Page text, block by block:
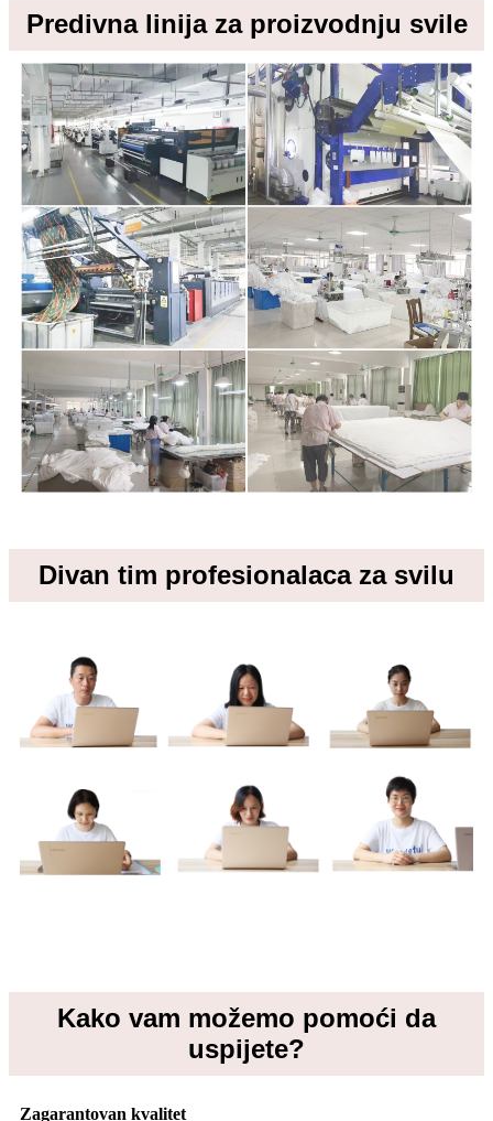
Predivna linija za proizvodnju svile
Divan tim profesionalaca za svilu
Kako vam možemo pomoći da
uspijete?
Zagarantovan kvalitet